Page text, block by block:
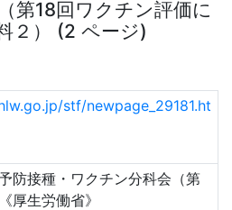
第18回ワクチン評価に
２） (2 ページ)
stf/newpage_29181.ht
防接種・ワクチン分科会（第
厚生労働省》